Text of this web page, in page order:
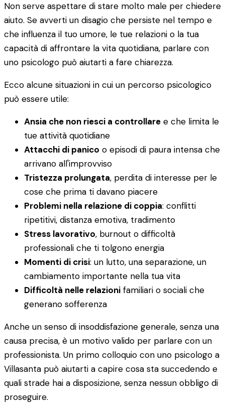
Non serve aspettare di stare molto male per chiedere
aiuto. Se avverti un disagio che persiste nel tempo e
che influenza il tuo umore, le tue relazioni o la tua
capacità di affrontare la vita quotidiana, parlare con
uno psicologo può aiutarti a fare chiarezza.
Ecco alcune situazioni in cui un percorso psicologico
può essere utile:
Ansia che non riesci a controllare e che limita le
tue attività quotidiane
Attacchi di panico o episodi di paura intensa che
arrivano all'improvviso
Tristezza prolungata, perdita di interesse per le
cose che prima ti davano piacere
Problemi nella relazione di coppia: conflitti
ripetitivi, distanza emotiva, tradimento
Stress lavorativo, burnout o difficoltà
professionali che ti tolgono energia
Momenti di crisi: un lutto, una separazione, un
cambiamento importante nella tua vita
Difficoltà nelle relazioni familiari o sociali che
generano sofferenza
Anche un senso di insoddisfazione generale, senza una
causa precisa, è un motivo valido per parlare con un
professionista. Un primo colloquio con uno psicologo a
Villasanta può aiutarti a capire cosa sta succedendo e
quali strade hai a disposizione, senza nessun obbligo di
proseguire.